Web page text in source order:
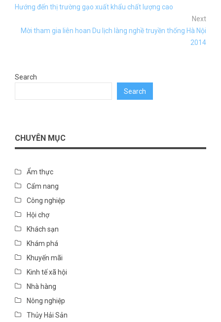
Hướng đến thị trường gạo xuất khẩu chất lượng cao
Next
Mời tham gia liên hoan Du lịch làng nghề truyền thống Hà Nội
2014
Search
Search
CHUYÊN MỤC
Ẩm thực
Cẩm nang
Công nghiệp
Hội chợ
Khách sạn
Khám phá
Khuyến mãi
Kinh tế xã hội
Nhà hàng
Nông nghiệp
Thủy Hải Sản